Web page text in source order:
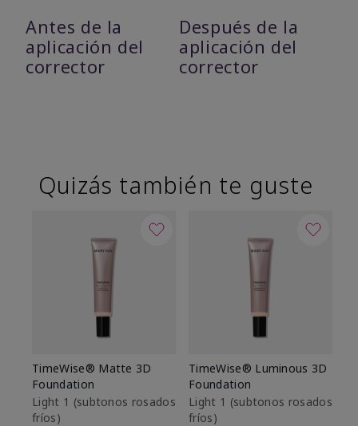
Antes de la
aplicación del
corrector
Después de la
aplicación del
corrector
Quizás también te guste
TimeWise® Matte 3D
Foundation
Light 1​ (subtonos rosados
fríos)
TimeWise® Luminous 3D
Foundation
Light 1​ (subtonos rosados
fríos)